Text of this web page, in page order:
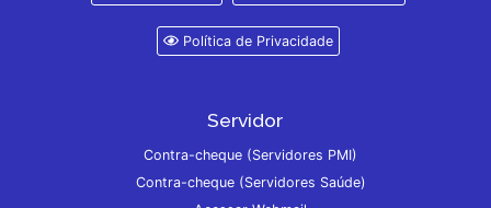
Política de Privacidade
Servidor
Contra-cheque (Servidores PMI)
Contra-cheque (Servidores Saúde)